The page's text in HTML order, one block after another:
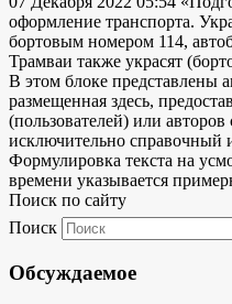
оформление транспорта.
бортовым номером 114,
Трамваи также украсят
В этом блоке представлены
размещенная здесь,
(пользователей) или
исключительно справочный
Формулировка текста на
времени указывается
Поиск по сайту
Поиск
Обсуждаемое